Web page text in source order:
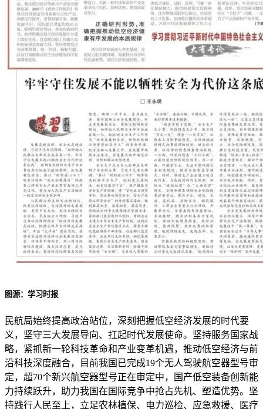
图源：学习时报
民航局始终提高政治站位，深刻把握低空经济发展的时代要
义，坚守三大发展导向、扛起时代发展使命。坚持服务国家战
略，紧抓新一轮科技革命和产业变革机遇，推动低空经济与前
沿科技深度融合，目前我国已完成19个无人驾驶航空器型号审
定，超70个新兴航空器型号正在审定中，国产低空装备创新能
力持续跃升，助力我国在国际竞争中抢占先机、塑造优势。坚
持践行人民至上，立足农林植保、电力巡检、应急救援、医疗